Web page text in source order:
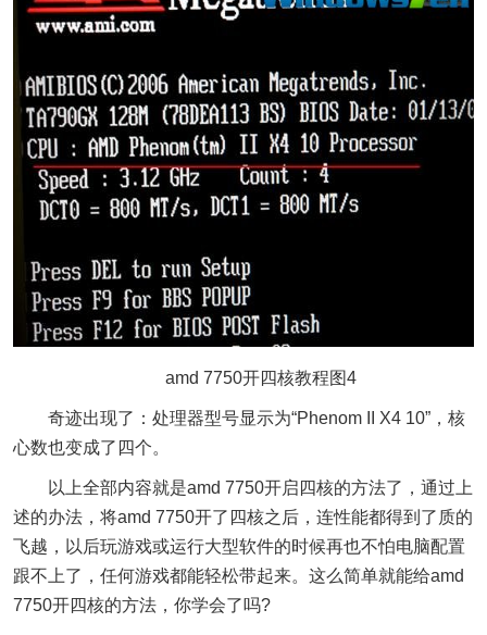
amd 7750开四核教程图4
奇迹出现了：处理器型号显示为“Phenom II X4 10”，核
心数也变成了四个。
以上全部内容就是amd 7750开启四核的方法了，通过上
述的办法，将amd 7750开了四核之后，连性能都得到了质的
飞越，以后玩游戏或运行大型软件的时候再也不怕电脑配置
跟不上了，任何游戏都能轻松带起来。这么简单就能给amd
7750开四核的方法，你学会了吗?